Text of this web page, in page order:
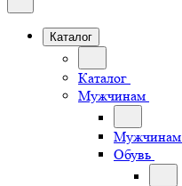
Каталог
Каталог
Мужчинам
Мужчинам
Обувь